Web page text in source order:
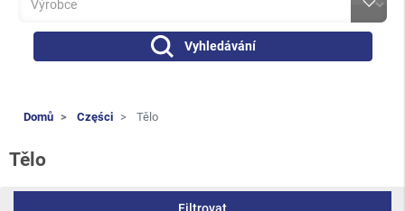
Vyhledávání
Domů Części Tělo
Tělo